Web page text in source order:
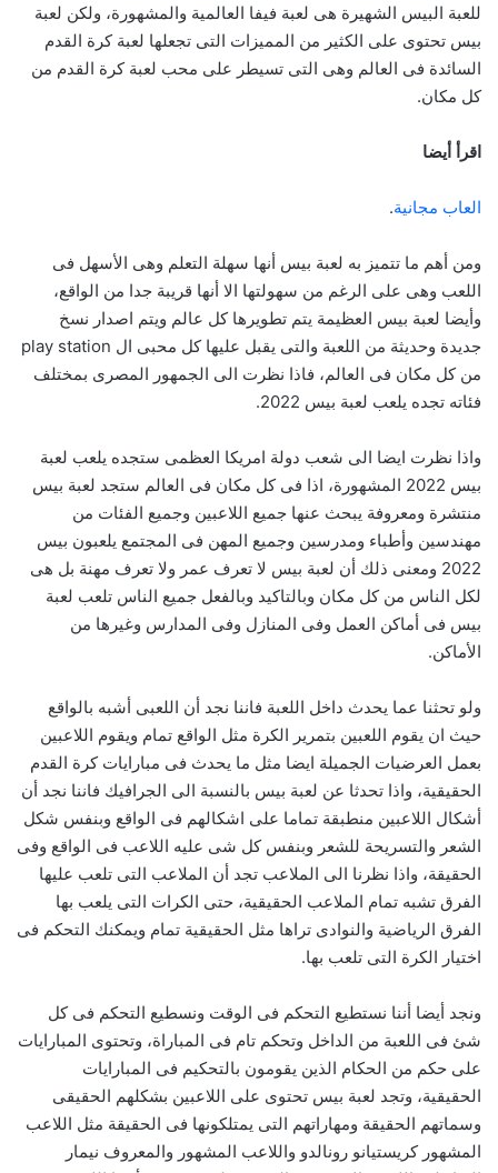
للعبة البيس الشهيرة هى لعبة فيفا العالمية والمشهورة، ولكن لعبة
بيس تحتوى على الكثير من المميزات التى تجعلها لعبة كرة القدم
السائدة فى العالم وهى التى تسيطر على محب لعبة كرة القدم من
كل مكان.
اقرأ أيضا
العاب مجانية.
ومن أهم ما تتميز به لعبة بيس أنها سهلة التعلم وهى الأسهل فى
اللعب وهى على الرغم من سهولتها الا أنها قريبة جدا من الواقع،
وأيضا لعبة بيس العظيمة يتم تطويرها كل عالم ويتم اصدار نسخ
جديدة وحديثة من اللعبة والتى يقبل عليها كل محبى ال play station
من كل مكان فى العالم، فاذا نظرت الى الجمهور المصرى بمختلف
فئاته تجده يلعب لعبة بيس 2022.
واذا نظرت ايضا الى شعب دولة امريكا العظمى ستجده يلعب لعبة
بيس 2022 المشهورة، اذا فى كل مكان فى العالم ستجد لعبة بيس
منتشرة ومعروفة يبحث عنها جميع اللاعبين وجميع الفئات من
مهندسين وأطباء ومدرسين وجميع المهن فى المجتمع يلعبون بيس
2022 ومعنى ذلك أن لعبة بيس لا تعرف عمر ولا تعرف مهنة بل هى
لكل الناس من كل مكان وبالتاكيد وبالفعل جميع الناس تلعب لعبة
بيس فى أماكن العمل وفى المنازل وفى المدارس وغيرها من
الأماكن.
ولو تحثنا عما يحدث داخل اللعبة فاننا نجد أن اللعبى أشبه بالواقع
حيث ان يقوم اللعبين بتمرير الكرة مثل الواقع تمام ويقوم اللاعبين
بعمل العرضيات الجميلة ايضا مثل ما يحدث فى مبارايات كرة القدم
الحقيقية، واذا تحدثا عن لعبة بيس بالنسبة الى الجرافيك فاننا نجد أن
أشكال اللاعبين منطبقة تماما على اشكالهم فى الواقع وبنفس شكل
الشعر والتسريحة للشعر وبنفس كل شى عليه اللاعب فى الواقع وفى
الحقيقة، واذا نظرنا الى الملاعب تجد أن الملاعب التى تلعب عليها
الفرق تشبه تمام الملاعب الحقيقية، حتى الكرات التى يلعب بها
الفرق الرياضية والنوادى تراها مثل الحقيقية تمام ويمكنك التحكم فى
اختيار الكرة التى تلعب بها.
ونجد أيضا أننا نستطيع التحكم فى الوقت ونسطيع التحكم فى كل
شئ فى اللعبة من الداخل وتحكم تام فى المباراة، وتحتوى المبارايات
على حكم من الحكام الذين يقومون بالتحكيم فى المبارايات
الحقيقية، وتجد لعبة بيس تحتوى على اللاعبين بشكلهم الحقيقى
وسماتهم الحقيقة ومهاراتهم التى يمتلكونها فى الحقيقة مثل اللاعب
المشهور كريستيانو رونالدو واللاعب المشهور والمعروف نيمار